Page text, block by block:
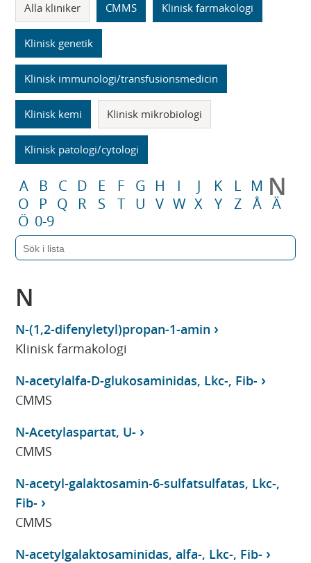
Alla kliniker CMMS Klinisk farmakologi
Klinisk genetik
Klinisk immunologi/transfusionsmedicin
Klinisk kemi Klinisk mikrobiologi
Klinisk patologi/cytologi
A B C D E F G H I J K L M N
O P Q R S T U V W X Y Z Å Ä
Ö 0-9
N
N-(1,2-difenyletyl)propan-1-amin
Klinisk farmakologi
N-acetylalfa-D-glukosaminidas, Lkc-, Fib-
CMMS
N-Acetylaspartat, U-
CMMS
N-acetyl-galaktosamin-6-sulfatsulfatas, Lkc-,
Fib-
CMMS
N-acetylgalaktosaminidas, alfa-, Lkc-, Fib-